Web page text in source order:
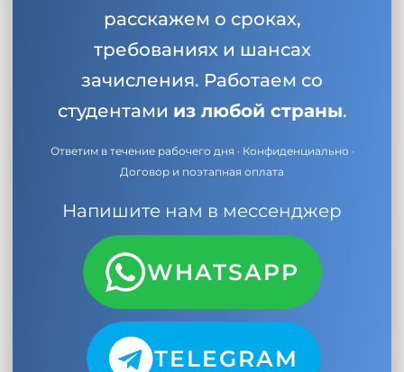
расскажем о сроках,
требованиях и шансах
зачисления. Работаем со
студентами из любой страны.
Ответим в течение рабочего дня · Конфиденциально ·
Договор и поэтапная оплата
Напишите нам в мессенджер
WHATSAPP
TELEGRAM